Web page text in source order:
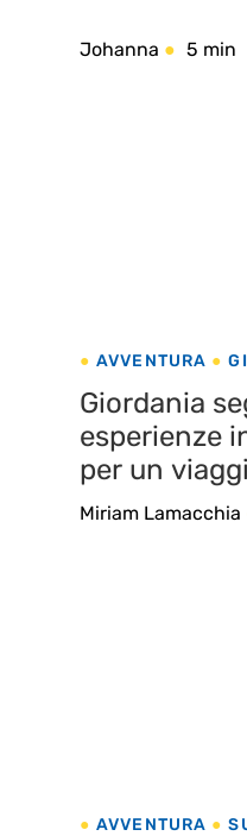
Johanna 5 min
AVVENTURA
Giordania
esperienze
per un
dagli schemi
Miriam Lamacchia
AVVENTURA